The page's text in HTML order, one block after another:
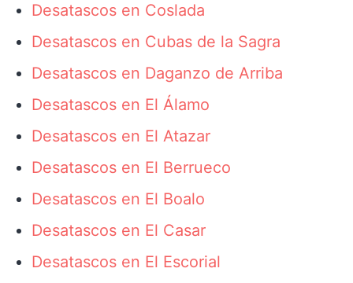
Desatascos en Coslada
Desatascos en Cubas de la Sagra
Desatascos en Daganzo de Arriba
Desatascos en El Álamo
Desatascos en El Atazar
Desatascos en El Berrueco
Desatascos en El Boalo
Desatascos en El Casar
Desatascos en El Escorial